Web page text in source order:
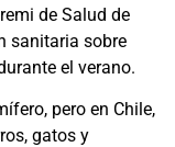
de Salud de
sanitaria sobre
el verano.
pero en Chile,
gatos y